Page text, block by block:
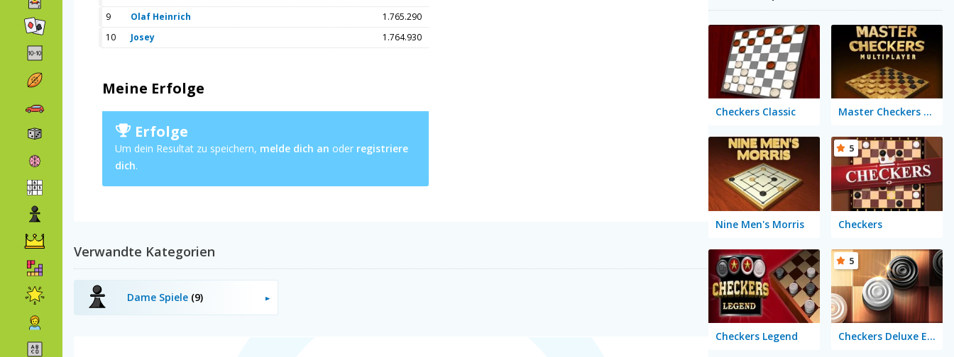
9
Olaf Heinrich
1.765.290
10
Josey 1.764.930
Meine Erfolge
Erfolge
Um dein Resultat zu speichern, melde dich an oder registriere
dich.
Verwandte Kategorien
Dame Spiele (9)
Checkers Classic Master Checkers Multiplayer
Nine Men's Morris Checkers
5
Checkers Legend Checkers Deluxe Edition
5